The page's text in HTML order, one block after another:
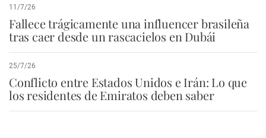
11/7/26
Fallece trágicamente una influencer brasileña
tras caer desde un rascacielos en Dubái
25/7/26
Conflicto entre Estados Unidos e Irán: Lo que
los residentes de Emiratos deben saber